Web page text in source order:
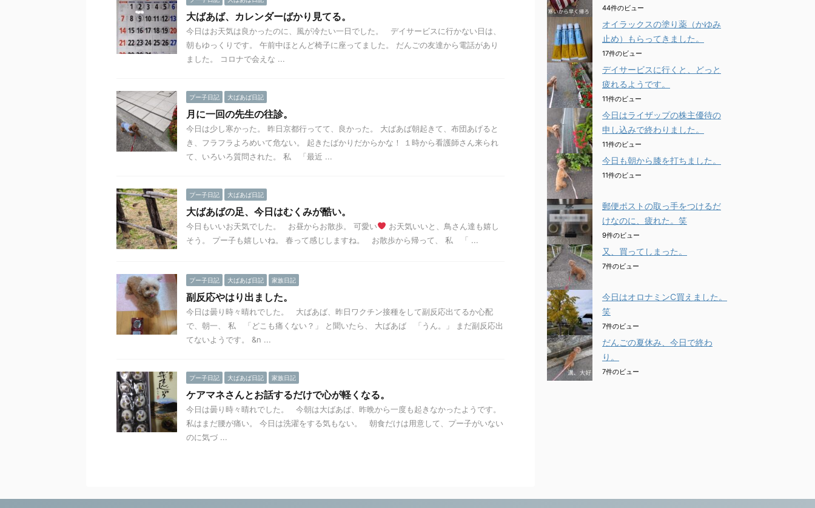
大ばあば、カレンダーばかり見てる。
今日はお天気は良かったのに、風が冷たい一日でした。 デイサービスに行かない日は、
朝もゆっくりです。 午前中ほとんど椅子に座ってました。 だんごの友達から電話があり
ました。 コロナで会えな ...
プー子日記 大ばあば日記
月に一回の先生の往診。
今日は少し寒かった。 昨日京都行ってて、良かった。 大ばあば朝起きて、布団あげると
き、フラフラよろめいて危ない。 起きたばかりだからかな！ １時から看護師さん来られ
て、いろいろ質問された。 私 「最近 ...
プー子日記 大ばあば日記
大ばあばの足、今日はむくみが酷い。
今日もいいお天気でした。 お昼からお散歩。 可愛い
お天気いいと、鳥さん達も嬉し
そう。 プー子も嬉しいね。 春って感じしますね。 お散歩から帰って、 私 「 ...
プー子日記 大ばあば日記 家族日記
副反応やはり出ました。
今日は曇り時々晴れでした。 大ばあば、昨日ワクチン接種をして副反応出てるか心配
で、朝一、 私 「どこも痛くない？」 と聞いたら、 大ばあば 「うん。」 まだ副反応出
てないようです。 &n ...
プー子日記 大ばあば日記 家族日記
ケアマネさんとお話するだけで心が軽くなる。
今日は曇り時々晴れでした。 今朝は大ばあば、昨晩から一度も起きなかったようです。
私はまだ腰が痛い。 今日は洗濯をする気もない。 朝食だけは用意して、プー子がいない
のに気づ ...
44件のビュー
オイラックスの塗り薬（かゆみ
止め）もらってきました。
17件のビュー
デイサービスに行くと、どっと
疲れるようです。
11件のビュー
今日はライザップの株主優待の
申し込みで終わりました。
11件のビュー
今日も朝から膝を打ちました。
11件のビュー
郵便ポストの取っ手をつけるだ
けなのに、疲れた。笑
9件のビュー
又、買ってしまった。
7件のビュー
今日はオロナミンC買えました。
笑
7件のビュー
だんごの夏休み、今日で終わ
り。
7件のビュー